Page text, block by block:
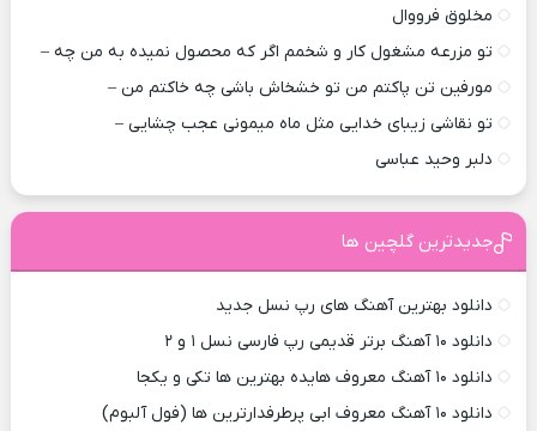
مخلوق فرووال
تو مزرعه مشغول کار و شخمم اگر که محصول نمیده به من چه –
مورفین تن پاکتم من تو خشخاش باشی چه خاکتم من –
تو نقاشی زیبای خدایی مثل ماه میمونی عجب چشایی –
دلبر وحید عباسی
جدیدترین گلچین ها
دانلود بهترین آهنگ های رپ نسل جدید
دانلود ۱۰ آهنگ برتر قدیمی رپ فارسی نسل ۱ و ۲
دانلود ۱۰ آهنگ معروف هایده بهترین ها تکی و یکجا
دانلود ۱۰ آهنگ معروف ابی پرطرفدارترین ها (فول آلبوم)